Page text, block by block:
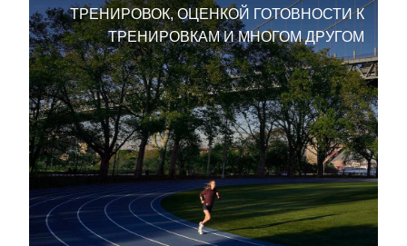
ТРЕНИРОВОК, ОЦЕНКОЙ ГОТОВНОСТИ К
ТРЕНИРОВКАМ И МНОГОМ ДРУГОМ